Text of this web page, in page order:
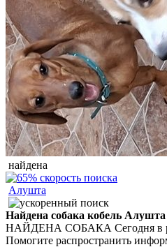
найдена
Алушта
Найдена собака кобель Алушта
НАЙДЕНА СОБАКА Сегодня в
Помогите распространить